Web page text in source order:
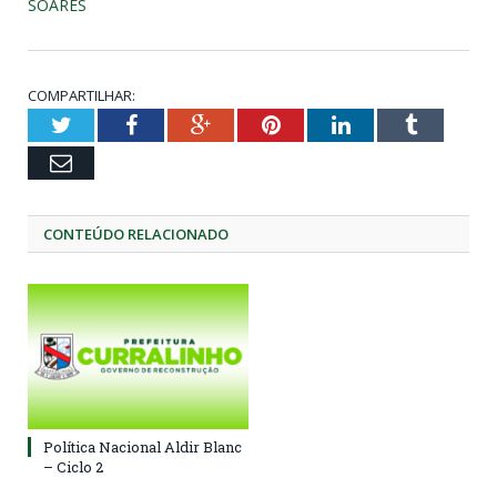
SOARES
COMPARTILHAR:
TwitterFacebookGoogle+PinterestLinkedInTumblr
Email
CONTEÚDO RELACIONADO
Política Nacional Aldir Blanc
– Ciclo 2